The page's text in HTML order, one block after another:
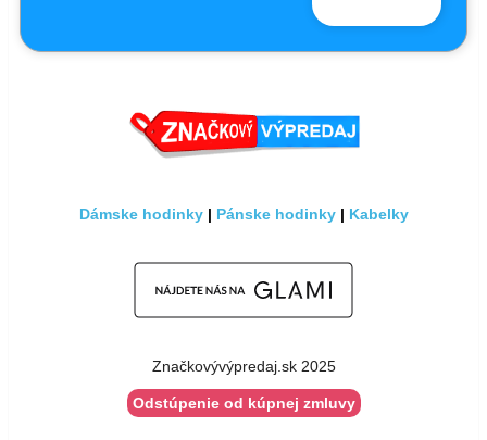
Dámske hodinky| Pánske hodinky| Kabelky
Značkovývýpredaj.sk 2025
Odstúpenie od kúpnej zmluvy